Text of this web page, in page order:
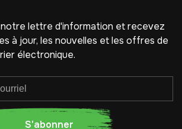
lettre d'information et recevez
à jour, les nouvelles et les offres de
électronique.
S'abonner